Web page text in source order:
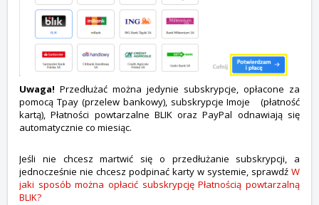
Uwaga! Przedłużać można jedynie subskrypcje, opłacone za
pomocą Tpay (przelew bankowy), subskrypcje Imoje (płatność
kartą), Płatności powtarzalne BLIK oraz PayPal odnawiają się
automatycznie co miesiąc.
Jeśli nie chcesz martwić się o przedłużanie subskrypcji, a
jednocześnie nie chcesz podpinać karty w systemie, sprawdź W
jaki sposób można opłacić subskrypcję Płatnością powtarzalną
BLIK?